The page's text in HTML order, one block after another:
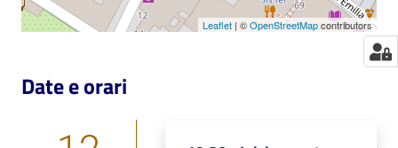
Leaflet | ©OpenStreetMapcontributors
Date e orari